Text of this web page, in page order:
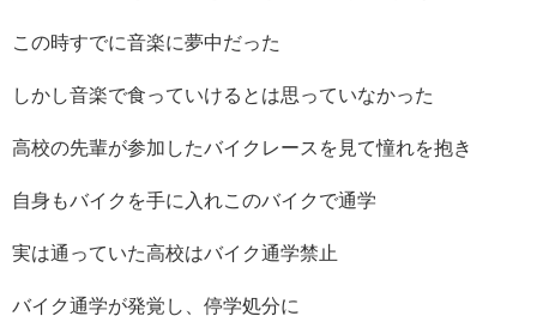
この時すでに音楽に夢中だった
しかし音楽で食っていけるとは思っていなかった
高校の先輩が参加したバイクレースを見て憧れを抱き
自身もバイクを手に入れこのバイクで通学
実は通っていた高校はバイク通学禁止
バイク通学が発覚し、停学処分に